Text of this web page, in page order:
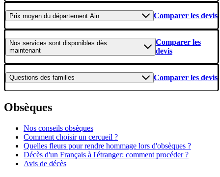
Prix moyen du département Ain Comparer les devis
Nos services sont disponibles dès
maintenant
Comparer les
devis
Questions des familles Comparer les devis
Obsèques
Nos conseils obsèques
Comment choisir un cercueil ?
Quelles fleurs pour rendre hommage lors d'obsèques ?
Décès d'un Français à l'étranger: comment procéder ?
Avis de décès